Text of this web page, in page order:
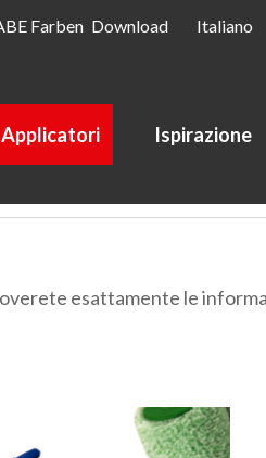
Farben Download
Italiano
Applicatori Ispirazione
esattamente le